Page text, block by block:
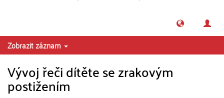
Zobrazit záznam
Vývoj řeči dítěte se zrakovým
postižením